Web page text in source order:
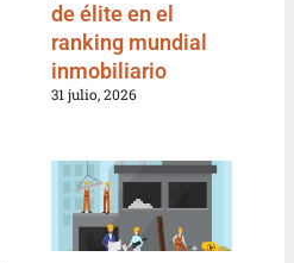
de élite en el
ranking mundial
inmobiliario
31 julio, 2026